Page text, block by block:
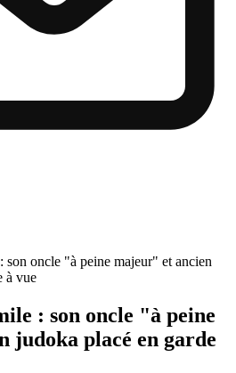
son oncle "à peine majeur" et ancien
à vue
: son oncle "à peine
judoka placé en garde